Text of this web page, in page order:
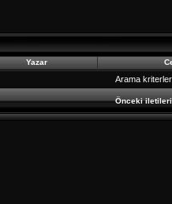
Yazar
Arama
Önceki